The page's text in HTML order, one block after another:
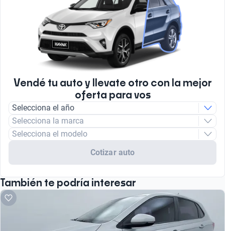
Vendé tu auto y llevate otro con la mejor
oferta para vos
Selecciona el año
Selecciona la marca
Selecciona el modelo
Cotizar auto
También te podría interesar